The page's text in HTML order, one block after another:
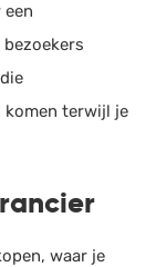
komen terwijl je
waar je